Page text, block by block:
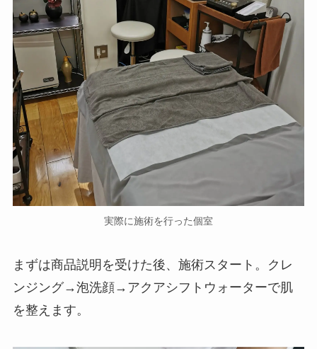
実際に施術を行った個室
まずは商品説明を受けた後、施術スタート。クレ
ンジング→泡洗顔→アクアシフトウォーターで肌
を整えます。